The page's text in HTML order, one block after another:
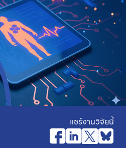
แชร์งานวิจัยนี้